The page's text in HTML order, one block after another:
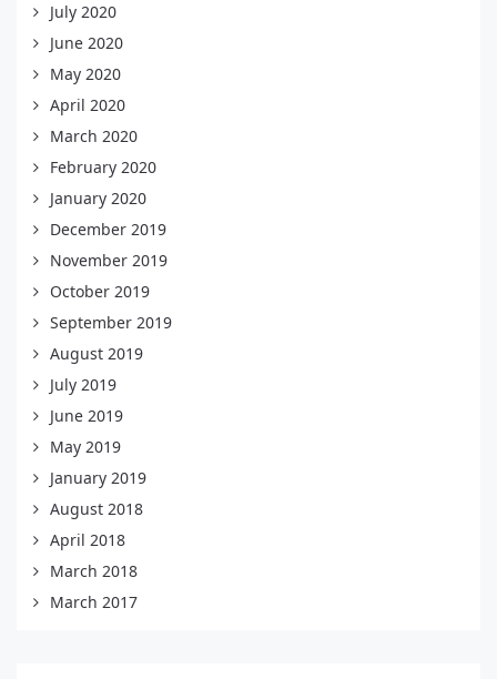
July 2020
June 2020
May 2020
April 2020
March 2020
February 2020
January 2020
December 2019
November 2019
October 2019
September 2019
August 2019
July 2019
June 2019
May 2019
January 2019
August 2018
April 2018
March 2018
March 2017